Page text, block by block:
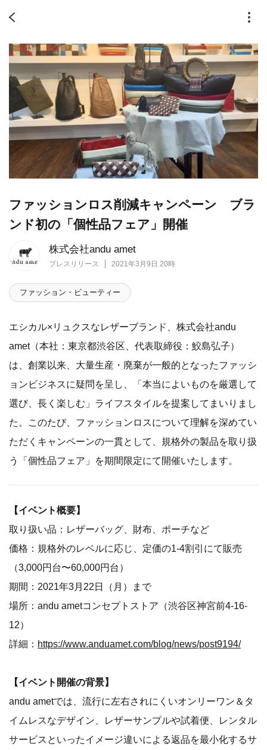
株式会社andu amet
プレスリリース 2021年3月9日 20時
ファッションロス削減キャンペーン ブラ
ンド初の「個性品フェア」開催
ファッション・ビューティー
エシカル×リュクスなレザーブランド、株式会社andu
amet（本社：東京都渋谷区、代表取締役：鮫島弘子）
は、創業以来、大量生産・廃棄が一般的となったファッシ
ョンビジネスに疑問を呈し、「本当によいものを厳選して
選び、長く楽しむ」ライフスタイルを提案してまいりまし
た。このたび、ファッションロスについて理解を深めてい
ただくキャンペーンの一貫として、規格外の製品を取り扱
う「個性品フェア」を期間限定にて開催いたします。
【イベント概要】
取り扱い品：レザーバッグ、財布、ポーチなど
価格：規格外のレベルに応じ、定価の1-4割引にて販売
（3,000円台〜60,000円台）
期間：2021年3月22日（月）まで
場所：andu ametコンセプトストア（渋谷区神宮前4-16-
12）
詳細： https://www.anduamet.com/blog/news/post9194/
【イベント開催の背景】
andu ametでは、流行に左右されにくいオンリーワン＆タ
イムレスなデザイン、レザーサンプルや試着便、レンタル
サービスといったイメージ違いによる返品を最小化するサ